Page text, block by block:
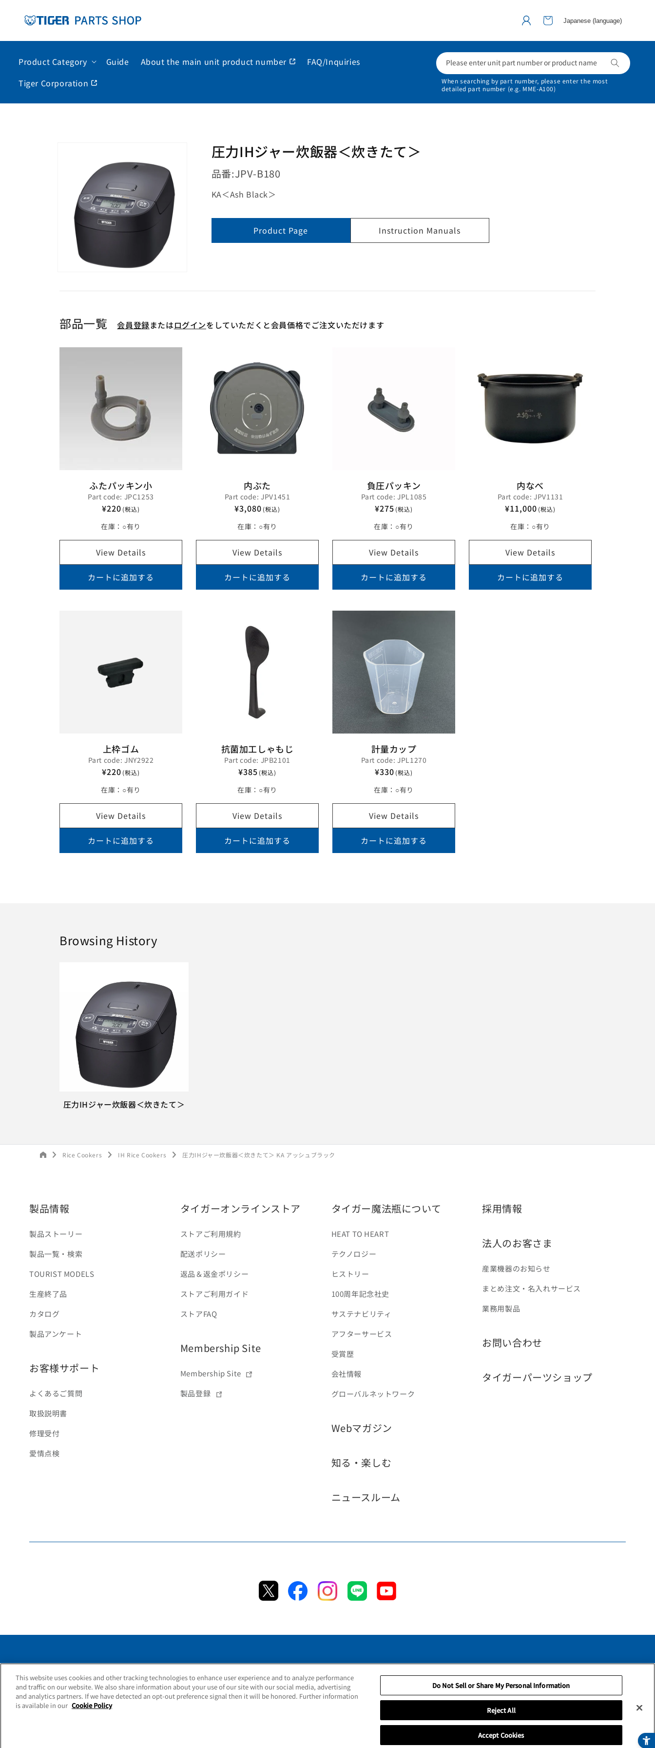
進む
グ
イ
ン
ー
Japanese (language)
Product Category Guide About the main unit product number
FAQ/Inquiries
Tiger Corporation
Please enter unit part number or product name
When searching by part number, please enter the most
detailed part number (e.g. MME-A100)
ダ
メ
デ
圧力IHジャー炊飯器＜炊きたて＞
品番:JPV-B180
KA＜Ash Black＞
Product Page Instruction Manuals
部品一覧 会員登録またはログインをしていただくと会員価格でご注文いただけます
ふたパッキン小
Part code: JPC1253
¥220 (税込)
在庫： ○有り
View Details
カートに追加する
内ぶた
Part code: JPV1451
¥3,080 (税込)
在庫： ○有り
View Details
カートに追加する
負圧パッキン
Part code: JPL1085
¥275 (税込)
在庫： ○有り
View Details
カートに追加する
内なべ
Part code: JPV1131
¥11,000 (税込)
在庫： ○有り
View Details
カートに追加する
上枠ゴム
Part code: JNY2922
¥220 (税込)
在庫： ○有り
View Details
カートに追加する
抗菌加工しゃもじ
Part code: JPB2101
¥385 (税込)
在庫： ○有り
View Details
カートに追加する
計量カップ
Part code: JPL1270
¥330 (税込)
在庫： ○有り
View Details
カートに追加する
Browsing History
圧力IHジャー炊飯器＜炊きたて＞
Rice Cookers IH Rice Cookers 圧力IHジャー炊飯器＜炊きたて＞ KA アッシュブラック
製品情報
製品ストーリー
製品一覧・検索
TOURIST MODELS
生産終了品
カタログ
製品アンケート
お客様サポート
よくあるご質問
取扱説明書
修理受付
愛情点検
タイガーオンラインストア
ストアご利用規約
配送ポリシー
返品＆返金ポリシー
ストアご利用ガイド
ストアFAQ
Membership Site
Membership Site
製品登録
タイガー魔法瓶について
HEAT TO HEART
テクノロジー
ヒストリー
100周年記念社史
サステナビリティ
アフターサービス
受賞歴
会社情報
グローバルネットワーク
Webマガジン
知る・楽しむ
ニュースルーム
採用情報
法人のお客さま
産業機器のお知らせ
まとめ注文・名入れサービス
業務用製品
お問い合わせ
タイガーパーツショップ
Guide About the main unit product number Terms of Use Legal Notice Privacy Policy
This website uses cookies and other tracking technologies to enhance user experience and to analyze performance
and traffic on our website. We also share information about your use of our site with our social media, advertising
and analytics partners. If we have detected an opt-out preference signal then it will be honored. Further information
is available in our Cookie Policy
Do Not Sell or Share My Personal Information
Reject All
Accept Cookies